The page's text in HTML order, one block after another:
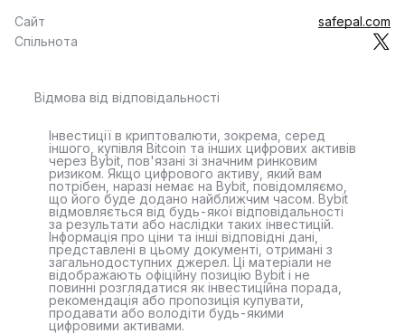
Сайт
safepal.com
Спільнота
Відмова від відповідальності
Інвестиції в криптовалюти, зокрема, серед
іншого, купівля Bitcoin та інших цифрових активів
через Bybit, пов'язані зі значним ринковим
ризиком. Якщо цифрового активу, який вам
потрібен, наразі немає на Bybit, повідомляємо,
що його буде додано найближчим часом. Bybit
відмовляється від будь-якої відповідальності
за результати або наслідки таких інвестицій.
Інформація про ціни та інші відповідні дані,
представлені в цьому документі, отримані з
загальнодоступних джерел. Ці матеріали не
відображають офіційну позицію Bybit і не
повинні розглядатися як інвестиційна порада,
рекомендація або пропозиція купувати,
продавати або володіти будь-якими
цифровими активами.